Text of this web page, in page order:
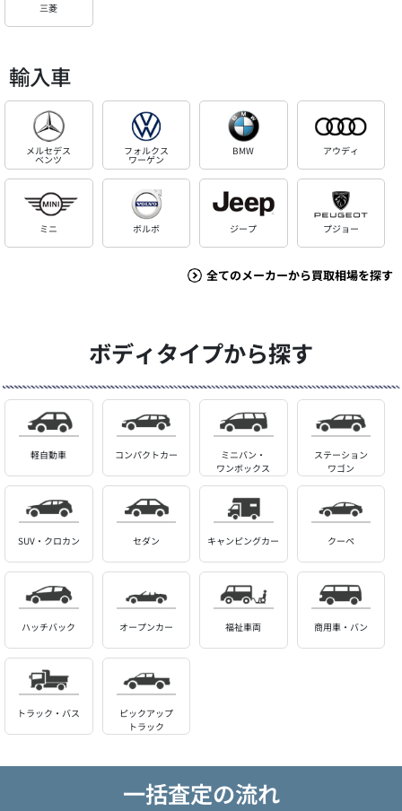
三菱
輸入車
メルセデス
ベンツ
フォルクス
ワーゲン
BMW アウディ
ミニ ボルボ ジープ プジョー
全てのメーカーから買取相場を探す
ボディタイプから探す
軽自動車 コンパクトカー
ミニバン・
ワンボックス
ステーション
ワゴン
SUV・クロカン セダン キャンピングカー クーペ
ハッチバック オープンカー 福祉車両 商用車・バン
トラック・バス
ピックアップ
トラック
一括査定の流れ